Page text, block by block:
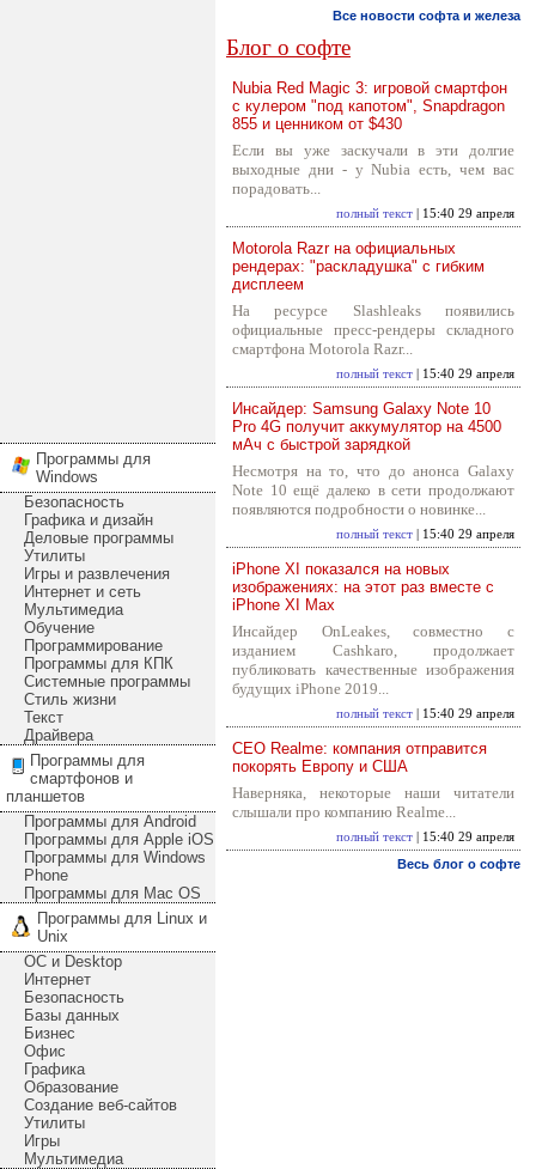
Программы для
Windows
Безопасность
Графика и дизайн
Деловые программы
Утилиты
Игры и развлечения
Интернет и сеть
Мультимедиа
Обучение
Программирование
Программы для КПК
Системные программы
Стиль жизни
Текст
Драйвера
Программы для
смартфонов и
планшетов
Программы для Android
Программы для Apple iOS
Программы для Windows
Phone
Программы для Mac OS
Программы для Linux и
Unix
ОС и Desktop
Интернет
Безопасность
Базы данных
Бизнес
Офис
Графика
Образование
Создание веб-сайтов
Утилиты
Игры
Мультимедиа
Все новости софта и железа
Блог о софте
Nubia Red Magic 3: игровой смартфон
с кулером "под капотом", Snapdragon
855 и ценником от $430
Если вы уже заскучали в эти долгие
выходные дни - у Nubia есть, чем вас
порадовать...
полный текст | 15:40 29 апреля
Motorola Razr на официальных
рендерах: "раскладушка" с гибким
дисплеем
На ресурсе Slashleaks появились
официальные пресс-рендеры складного
смартфона Motorola Razr...
полный текст | 15:40 29 апреля
Инсайдер: Samsung Galaxy Note 10
Pro 4G получит аккумулятор на 4500
мАч с быстрой зарядкой
Несмотря на то, что до анонса Galaxy
Note 10 ещё далеко в сети продолжают
появляются подробности о новинке...
полный текст | 15:40 29 апреля
iPhone XI показался на новых
изображениях: на этот раз вместе с
iPhone XI Max
Инсайдер OnLeakes, совместно с
изданием Cashkaro, продолжает
публиковать качественные изображения
будущих iPhone 2019...
полный текст | 15:40 29 апреля
CEO Realme: компания отправится
покорять Европу и США
Наверняка, некоторые наши читатели
слышали про компанию Realme...
полный текст | 15:40 29 апреля
Весь блог о софте